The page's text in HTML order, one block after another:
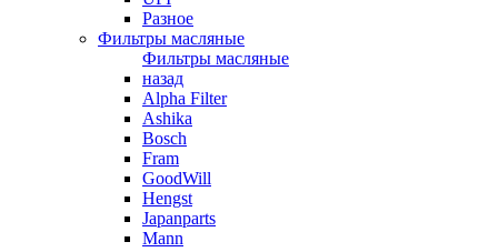
Разное
Фильтры масляные
Фильтры масляные
назад
Alpha Filter
Ashika
Bosch
Fram
GoodWill
Hengst
Japanparts
Mann